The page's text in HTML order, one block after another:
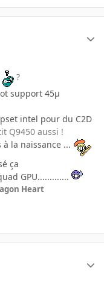
?
support 45µ
intel pour du C2D
Q9450 aussi !
la naissance ...
ça
GPU.............
Heart